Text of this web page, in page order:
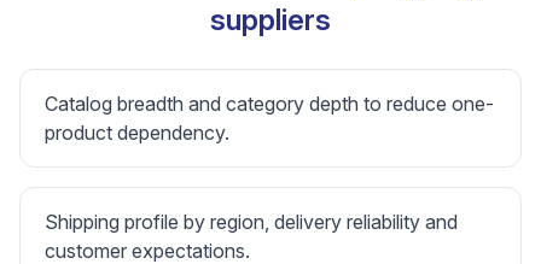
suppliers
Catalog breadth and category depth to reduce one-
product dependency.
Shipping profile by region, delivery reliability and
customer expectations.